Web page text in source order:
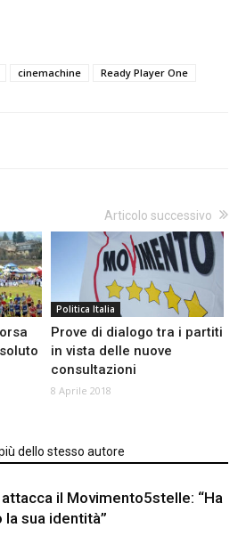
cinemachine Ready Player One
Articolo successivo
Politica Italia
Prove di dialogo tra i partiti
in vista delle nuove
consultazioni
8 Aprile 2018
dello stesso autore
il Movimento5stelle: “Ha
la sua identità”